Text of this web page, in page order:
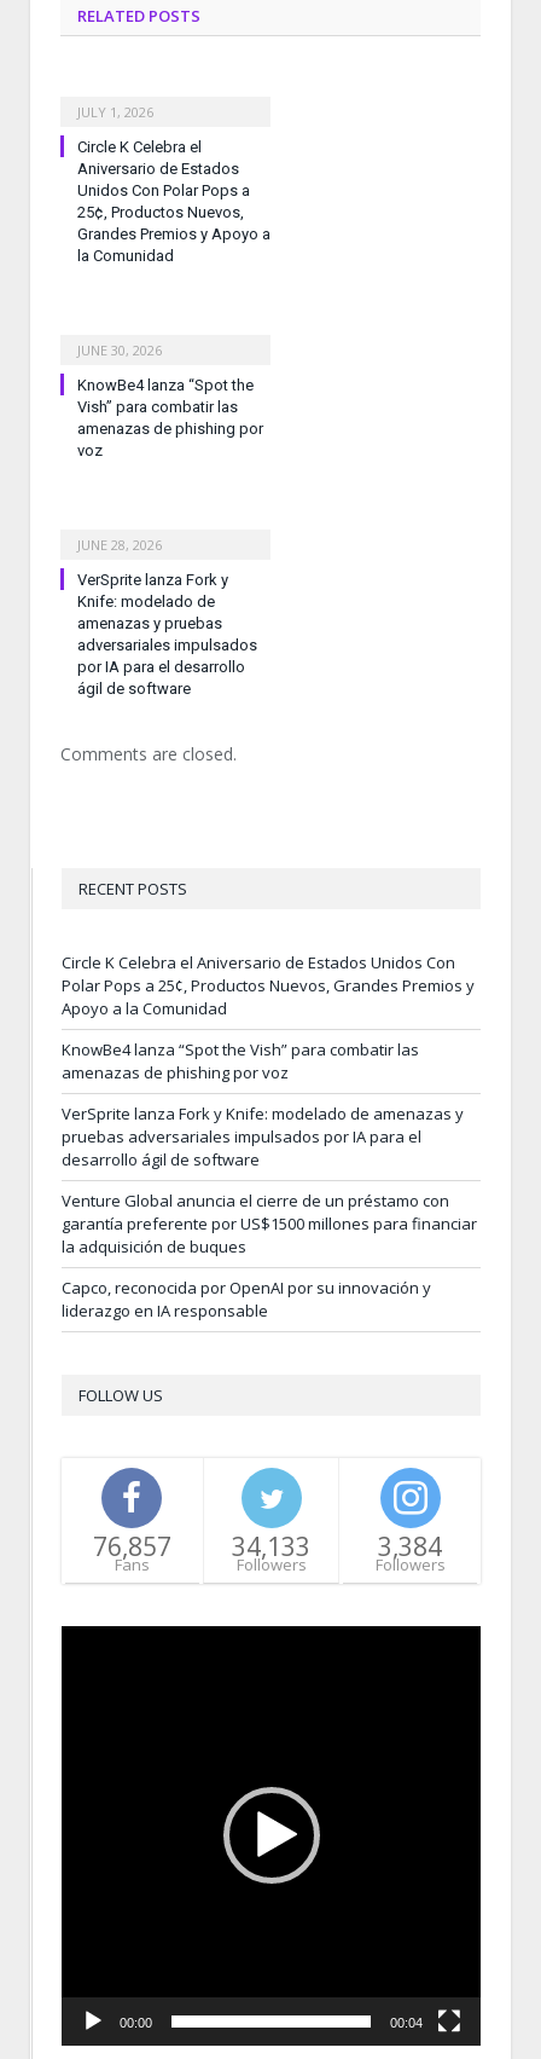
RELATED POSTS
JULY 1, 2026
Circle K Celebra el
Aniversario de Estados
Unidos Con Polar Pops a
25¢, Productos Nuevos,
Grandes Premios y Apoyo a
la Comunidad
JUNE 30, 2026
KnowBe4 lanza “Spot the
Vish” para combatir las
amenazas de phishing por
voz
JUNE 28, 2026
VerSprite lanza Fork y
Knife: modelado de
amenazas y pruebas
adversariales impulsados
por IA para el desarrollo
ágil de software
Comments are closed.
RECENT POSTS
Circle K Celebra el Aniversario de Estados Unidos Con
Polar Pops a 25¢, Productos Nuevos, Grandes Premios y
Apoyo a la Comunidad
KnowBe4 lanza “Spot the Vish” para combatir las
amenazas de phishing por voz
VerSprite lanza Fork y Knife: modelado de amenazas y
pruebas adversariales impulsados por IA para el
desarrollo ágil de software
Venture Global anuncia el cierre de un préstamo con
garantía preferente por US$1500 millones para financiar
la adquisición de buques
Capco, reconocida por OpenAI por su innovación y
liderazgo en IA responsable
FOLLOW US
76,857
Fans
34,133
Followers
3,384
Followers
00:00 00:04